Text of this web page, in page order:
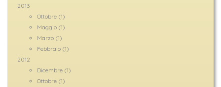
2013
Ottobre (1)
Maggio (1)
Marzo (1)
Febbraio (1)
2012
Dicembre (1)
Ottobre (1)